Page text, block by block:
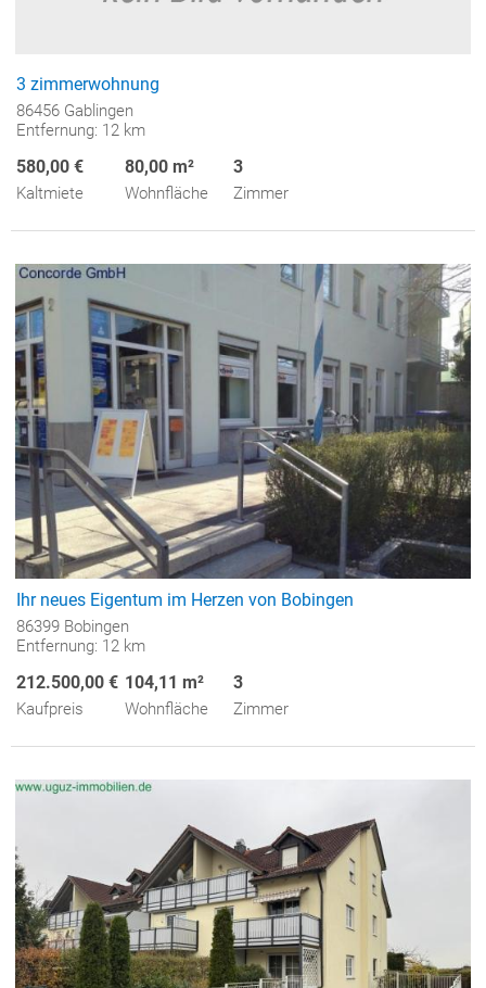
3 zimmerwohnung
86456 Gablingen
Entfernung: 12 km
580,00 €
Kaltmiete
80,00 m²
Wohnfläche
3
Zimmer
Ihr neues Eigentum im Herzen von Bobingen
86399 Bobingen
Entfernung: 12 km
212.500,00 €
Kaufpreis
104,11 m²
Wohnfläche
3
Zimmer